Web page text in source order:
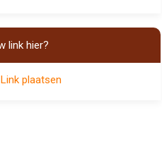
link hier?
Link plaatsen